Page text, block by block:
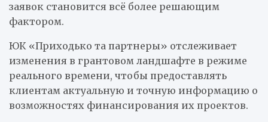
заявок становится всё более решающим
фактором.
ЮК «Приходько та партнеры» отслеживает
изменения в грантовом ландшафте в режиме
реального времени, чтобы предоставлять
клиентам актуальную и точную информацию о
возможностях финансирования их проектов.